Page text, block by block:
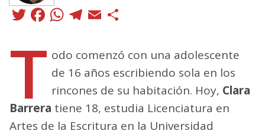
Twitter
Facebook
WhatsApp
Telegram
Email
T odo comenzó con una adolescente
de 16 años escribiendo sola en los
rincones de su habitación. Hoy, Clara
Barrera tiene 18, estudia Licenciatura en
Artes de la Escritura en la Universidad